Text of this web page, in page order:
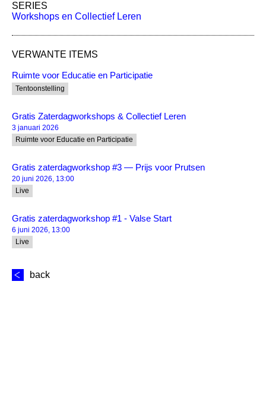
SERIES
Workshops en Collectief Leren
VERWANTE ITEMS
Ruimte voor Educatie en Participatie
Tentoonstelling
Gratis Zaterdagworkshops & Collectief Leren
3 januari 2026
Ruimte voor Educatie en Participatie
Gratis zaterdagworkshop #3 — Prijs voor Prutsen
20 juni 2026, 13:00
Live
Gratis zaterdagworkshop #1 - Valse Start
6 juni 2026, 13:00
Live
back